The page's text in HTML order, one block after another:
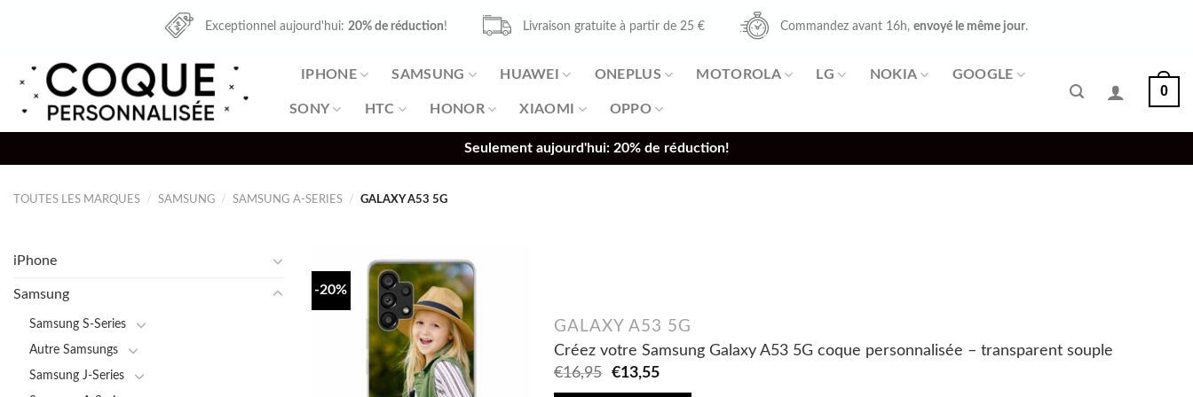
Exceptionnel aujourd'hui:20% de réduction! Livraison gratuite à partir de 25 € Commandez avant 16h, envoyé le même jour.
IPHONE SAMSUNG HUAWEI ONEPLUS MOTOROLA LG NOKIA GOOGLE
SONY HTC HONOR XIAOMI OPPO
0
Seulement aujourd'hui: 20% de réduction!
TOUTES LES MARQUES / SAMSUNG / SAMSUNG A-SERIES / GALAXY A53 5G
iPhone
Samsung
Samsung S-Series
Autre Samsungs
Samsung J-Series
-20%
GALAXY A53 5G
Créez votre Samsung Galaxy A53 5G coque personnalisée – transparent souple
€16,95
Original
€13,55Current